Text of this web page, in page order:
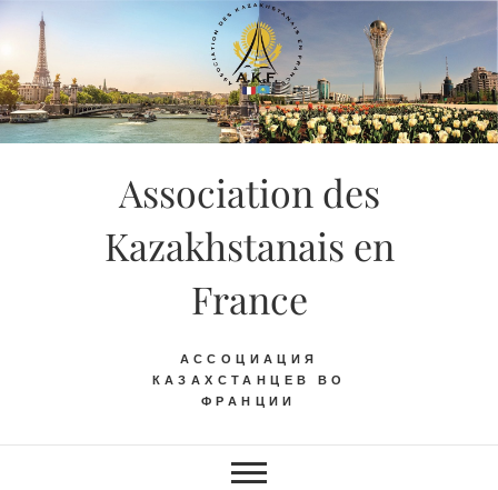
Skip
content
Association des
Kazakhstanais en
France
АССОЦИАЦИЯ
КАЗАХСТАНЦЕВ ВО
ФРАНЦИИ